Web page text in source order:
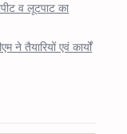
व लूटपाट का
तैयारियों एवं कार्यों